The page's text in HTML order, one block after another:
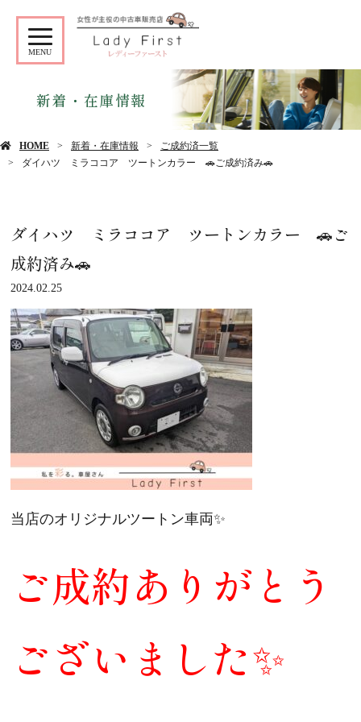
MENU
新着・在庫情報
HOME 新着・在庫情報
ご成約済一覧
ダイハツ ミラココア ツートンカラー 🚗ご成約済み🚗
ダイハツ ミラココア ツートンカラー 🚗ご
成約済み🚗
2024.02.25
当店のオリジナルツートン車両✨
ご成約ありがとう
ございました✨